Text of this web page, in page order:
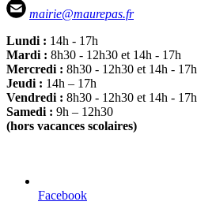
mairie@maurepas.fr
Lundi : 14h - 17h
Mardi : 8h30 - 12h30 et 14h - 17h
Mercredi : 8h30 - 12h30 et 14h - 17h
Jeudi : 14h – 17h
Vendredi : 8h30 - 12h30 et 14h - 17h
Samedi : 9h – 12h30
(hors vacances scolaires)
Facebook